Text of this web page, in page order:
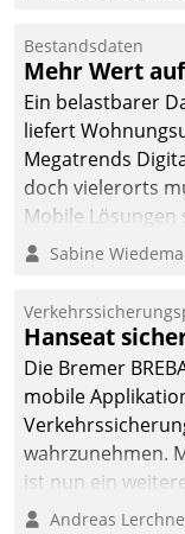
Bestandsdaten
Mehr Wert
Ein belastbarer
liefert
Megatrends
doch vielerorts
Mobile Lösungen
Sabine
Hanseat
Die Bremer
mobile
wahrzunehmen.
ist nun ein
Einsatz.
Andreas